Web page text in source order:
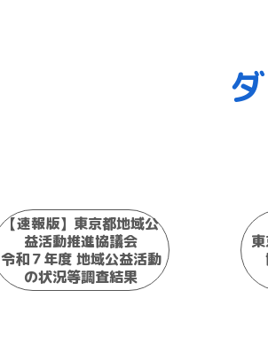
【速報版】東京都地域公
益活動推進協議会
令和７年度 地域公益活動
の状況等調査結果